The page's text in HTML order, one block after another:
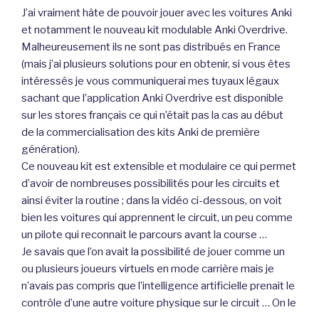
J’ai vraiment hâte de pouvoir jouer avec les voitures Anki
et notamment le nouveau kit modulable Anki Overdrive.
Malheureusement ils ne sont pas distribués en France
(mais j’ai plusieurs solutions pour en obtenir, si vous êtes
intéressés je vous communiquerai mes tuyaux légaux
sachant que l’application Anki Overdrive est disponible
sur les stores français ce qui n’était pas la cas au début
de la commercialisation des kits Anki de première
génération).
Ce nouveau kit est extensible et modulaire ce qui permet
d’avoir de nombreuses possibilités pour les circuits et
ainsi éviter la routine ; dans la vidéo ci-dessous, on voit
bien les voitures qui apprennent le circuit, un peu comme
un pilote qui reconnait le parcours avant la course …
Je savais que l’on avait la possibilité de jouer comme un
ou plusieurs joueurs virtuels en mode carrière mais je
n’avais pas compris que l’intelligence artificielle prenait le
contrôle d’une autre voiture physique sur le circuit … On le